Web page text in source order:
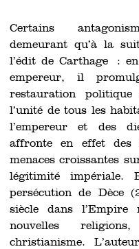
Certains
demeurant qu’à la
l’édit de Carthage :
empereur, il
restauration
l’unité de tous les
l’empereur et des
affronte en effet des
menaces croissantes
légitimité impériale.
persécution de Dèce
siècle dans l’Empire
nouvelles
christianisme.